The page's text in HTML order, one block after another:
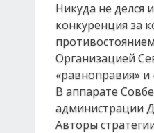
Никуда не делся
конкуренция за
Организацией
«равноправия»
В аппарате
администрации
Авторы